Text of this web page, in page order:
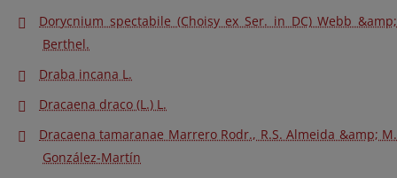
Dorycnium spectabile (Choisy ex Ser. in DC) Webb &amp;
Berthel.
Draba incana L.
Dracaena draco (L.) L.
Dracaena tamaranae Marrero Rodr., R.S. Almeida &amp; M.
González-Martín